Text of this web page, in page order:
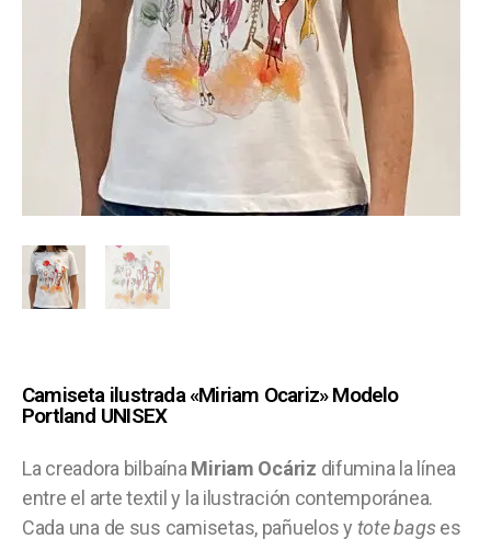
Camiseta ilustrada «Miriam Ocariz» Modelo
Portland UNISEX
La creadora bilbaína Miriam Ocáriz difumina la línea
entre el arte textil y la ilustración contemporánea.
Cada una de sus camisetas, pañuelos y tote bagses